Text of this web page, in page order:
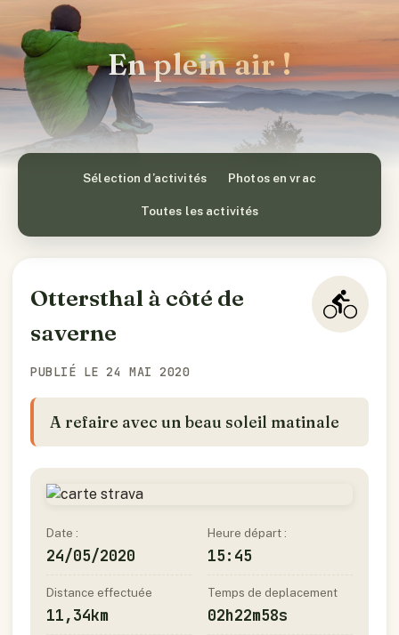
En plein air !
Sélection d’activités Photos en vrac
Toutes les activités
Ottersthal à côté de
saverne
PUBLIÉ LE 24 MAI 2020
A refaire avec un beau soleil matinale
Date :
24/05/2020
Heure départ :
15:45
Distance effectuée
11,34km
Temps de deplacement
02h22m58s